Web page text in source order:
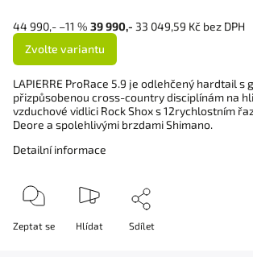
44 990,- –11 % 39 990,- 33 049,59 Kč bez DPH
Zvolte variantu
LAPIERRE ProRace 5.9 je odlehčený hardtail s
přizpůsobenou cross-country disciplínám na
vzduchové vidlici Rock Shox s 12rychlostním
Deore a spolehlivými brzdami Shimano.
Detailní informace
Zeptat se Hlídat Sdílet